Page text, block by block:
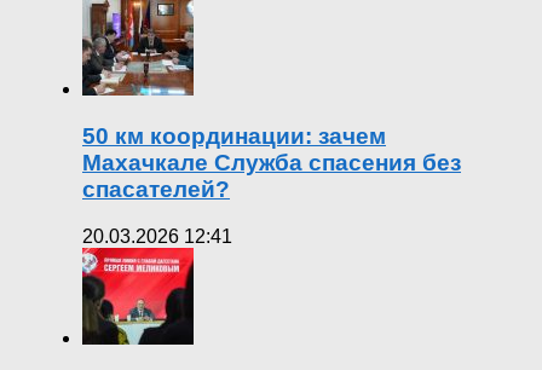
50 км координации: зачем
Махачкале Служба спасения без
спасателей?
20.03.2026 12:41